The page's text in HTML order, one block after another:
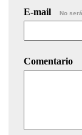
E-mail No
Comentario